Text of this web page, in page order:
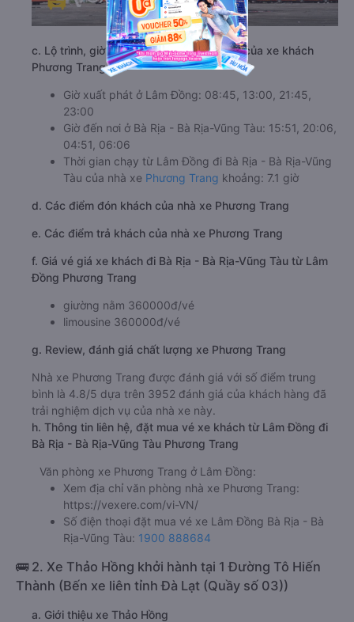
c. Lộ trình, giờ khởi hành và giờ kết thúc của xe khách
Phương Trang
Giờ xuất phát ở Lâm Đồng: 08:45, 13:00, 21:45,
23:00
Giờ đến nơi ở Bà Rịa - Bà Rịa-Vũng Tàu: 15:51, 20:06,
04:51, 06:06
Thời gian chạy từ Lâm Đồng đi Bà Rịa - Bà Rịa-Vũng
Tàu của nhà xe Phương Trang khoảng: 7.1 giờ
d. Các điểm đón khách của nhà xe Phương Trang
e. Các điểm trả khách của nhà xe Phương Trang
f. Giá vé giá xe khách đi Bà Rịa - Bà Rịa-Vũng Tàu từ Lâm
Đồng Phương Trang
giường nằm 360000đ/vé
limousine 360000đ/vé
g. Review, đánh giá chất lượng xe Phương Trang
Nhà xe Phương Trang được đánh giá với số điểm trung
bình là 4.8/5 dựa trên 3952 đánh giá của khách hàng đã
trải nghiệm dịch vụ của nhà xe này.
h. Thông tin liên hệ, đặt mua vé xe khách từ Lâm Đồng đi
Bà Rịa - Bà Rịa-Vũng Tàu Phương Trang
Văn phòng xe Phương Trang ở Lâm Đồng:
Xem địa chỉ văn phòng nhà xe Phương Trang:
https://vexere.com/vi-VN/
Số điện thoại đặt mua vé xe Lâm Đồng Bà Rịa - Bà
Rịa-Vũng Tàu: 1900 888684
🚌 2. Xe Thảo Hồng khởi hành tại 1 Đường Tô Hiến
Thành (Bến xe liên tỉnh Đà Lạt (Quầy số 03))
a. Giới thiệu xe Thảo Hồng